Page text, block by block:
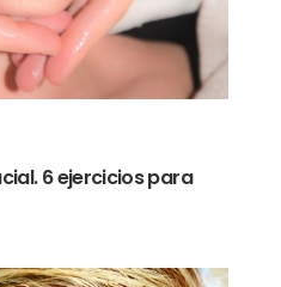
6 ejercicios para